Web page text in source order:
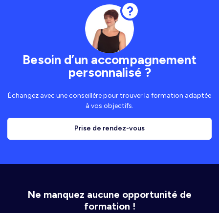
Besoin d’un accompagnement
personnalisé ?
Échangez avec une conseillère pour trouver la formation adaptée
à vos objectifs.
Prise de rendez-vous
Ne manquez aucune opportunité de
formation !